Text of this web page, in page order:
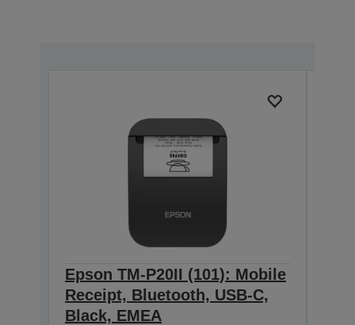
Epson TM-P20II (101): Mobile
Receipt, Bluetooth, USB-C,
Black, EMEA